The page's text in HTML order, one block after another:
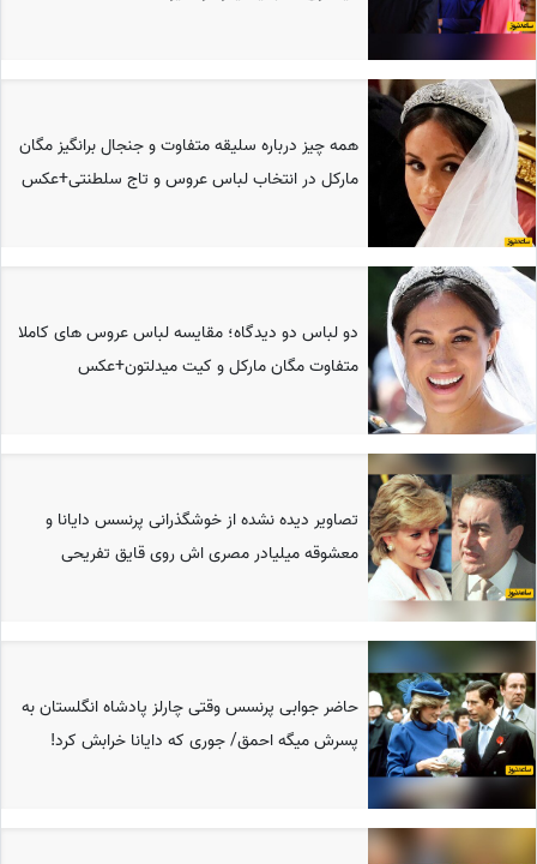
همه چیز درباره سلیقه متفاوت و جنجال برانگیز مگان
مارکل در انتخاب لباس عروس و تاج سلطنتی+عکس
دو لباس دو دیدگاه؛ مقایسه لباس عروس های کاملا
متفاوت مگان مارکل و کیت میدلتون+عکس
تصاویر دیده نشده از خوشگذرانی پرنسس دایانا و
معشوقه میلیادر مصری اش روی قایق تفریحی
حاضر جوابی پرنسس وقتی چارلز پادشاه انگلستان به
پسرش میگه احمق/ جوری که دایانا خرابش کرد!